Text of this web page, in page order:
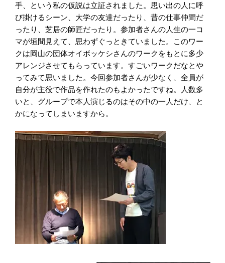
手、という私の仮説は立証されました。思い出の人に呼
び掛けるシーン、大学の友達だったり、昔の仕事仲間だ
ったり、芝居の師匠だったり。参加者さんの人生の一コ
マが垣間見えて、思わずぐっときていました。このワー
クは岡山の団体オイボッケシさんのワークをもとに多少
アレンジさせてもらっています。すごいワークだなとや
ってみて思いました。今回参加者さんが少なく、全員が
自分が主役で作品を作れたのもよかったですね。人数多
いと、グループで本人演じるのはその中の一人だけ、と
かになってしまいますから。